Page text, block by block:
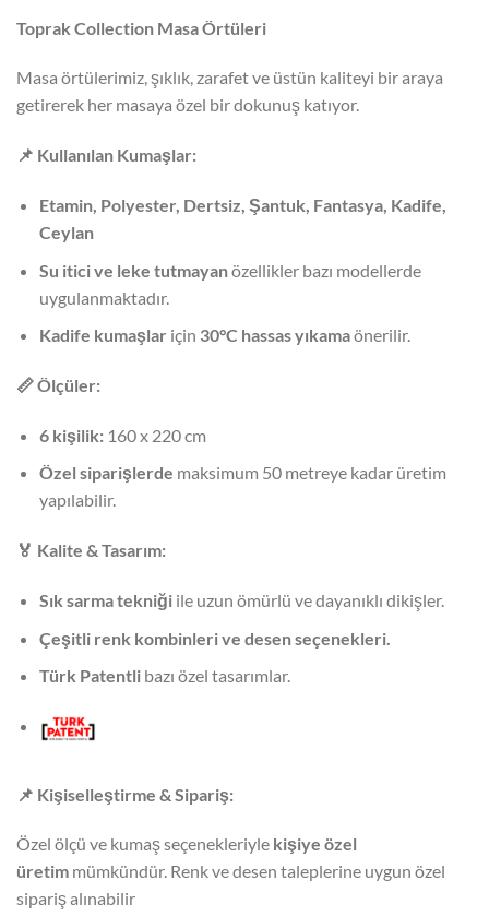
Toprak Collection Masa Örtüleri
Masa örtülerimiz, şıklık, zarafet ve üstün kaliteyi bir araya
getirerek her masaya özel bir dokunuş katıyor.
📌 Kullanılan Kumaşlar:
Etamin, Polyester, Dertsiz, Şantuk, Fantasya, Kadife,
Ceylan
Su itici ve leke tutmayanözellikler bazı modellerde
uygulanmaktadır.
Kadife kumaşlar için 30°C hassas yıkamaönerilir.
📏Ölçüler:
6 kişilik:160 x 220 cm
Özel siparişlerde maksimum 50 metreye kadar üretim
yapılabilir.
🏅 Kalite & Tasarım:
Sık sarma tekniğiile uzun ömürlü ve dayanıklı dikişler.
Çeşitli renk kombinleri ve desen seçenekleri.
Türk Patentlibazı özel tasarımlar.
📌 Kişiselleştirme & Sipariş:
Özel ölçü ve kumaş seçenekleriyle kişiye özel
üretim mümkündür. Renk ve desen taleplerine uygun özel
sipariş alınabilir